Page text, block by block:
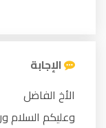
الإجابة
الأخ الفاضل
وعليكم السلام